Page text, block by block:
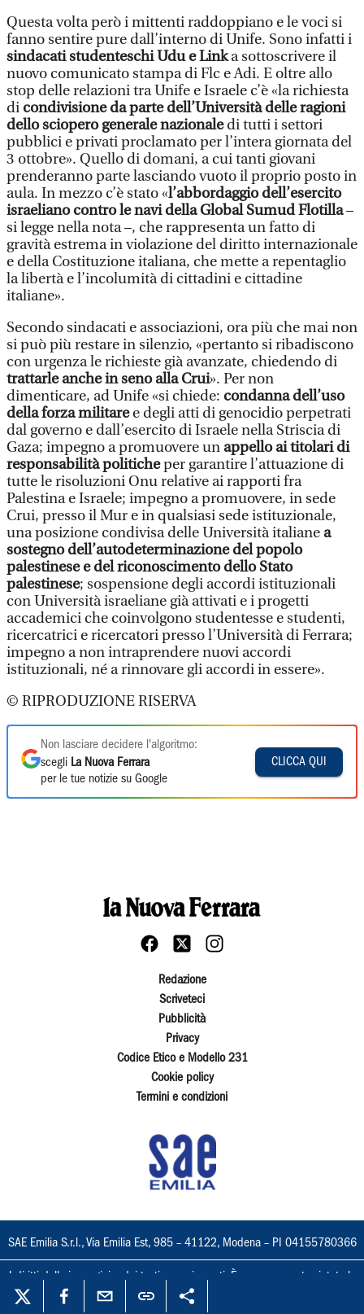
Questa volta però i mittenti raddoppiano e le voci si
fanno sentire pure dall’interno di Unife. Sono infatti i
sindacati studenteschi Udu e Linka sottoscrivere il
nuovo comunicato stampa di Flc e Adi. E oltre allo
stop delle relazioni tra Unife e Israele c’è «la richiesta
di condivisione da parte dell’Università delle ragioni
dello sciopero generale nazionaledi tutti i settori
pubblici e privati proclamato per l’intera giornata del
3 ottobre». Quello di domani, a cui tanti giovani
prenderanno parte lasciando vuoto il proprio posto in
aula. In mezzo c’è stato «l’abbordaggio dell’esercito
israeliano contro le navi della Global Sumud Flotilla–
si legge nella nota –, che rappresenta un fatto di
gravità estrema in violazione del diritto internazionale
e della Costituzione italiana, che mette a repentaglio
la libertà e l’incolumità di cittadini e cittadine
italiane».
Secondo sindacati e associazioni, ora più che mai non
si può più restare in silenzio, «pertanto si ribadiscono
con urgenza le richieste già avanzate, chiedendo di
trattarle anche in seno alla Crui». Per non
dimenticare, ad Unife «si chiede: condanna dell’uso
della forza militaree degli atti di genocidio perpetrati
dal governo e dall’esercito di Israele nella Striscia di
Gaza; impegno a promuovere un appello ai titolari di
responsabilità politicheper garantire l’attuazione di
tutte le risoluzioni Onu relative ai rapporti fra
Palestina e Israele; impegno a promuovere, in sede
Crui, presso il Mur e in qualsiasi sede istituzionale,
una posizione condivisa delle Università italiane a
sostegno dell’autodeterminazione del popolo
palestinese e del riconoscimento dello Stato
palestinese; sospensione degli accordi istituzionali
con Università israeliane già attivati e i progetti
accademici che coinvolgono studentesse e studenti,
ricercatrici e ricercatori presso l’Università di Ferrara;
impegno a non intraprendere nuovi accordi
istituzionali, né a rinnovare gli accordi in essere».
© RIPRODUZIONE RISERVA
Non lasciare decidere l'algoritmo:
scegli La Nuova Ferrara
per le tue notizie su Google
CLICCA QUI
Redazione
Scriveteci
Pubblicità
Privacy
Codice Etico e Modello 231
Cookie policy
Termini e condizioni
SAE Emilia S.r.l., Via Emilia Est, 985 – 41122, Modena – PI 04155780366
I diritti delle immagini e dei testi sono riservati. È espressamente vietata la
loro riproduzione con qualsiasi mezzo e l'adattamento totale o parziale.